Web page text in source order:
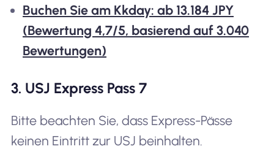
Buchen Sie am Kkday: ab 13.184 JPY
(Bewertung 4,7/5, basierend auf 3.040
Bewertungen)
3. USJ Express Pass 7
Bitte beachten Sie, dass Express-Pässe
keinen Eintritt zur USJ beinhalten.